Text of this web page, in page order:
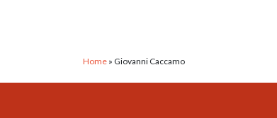
Home » Giovanni Caccamo